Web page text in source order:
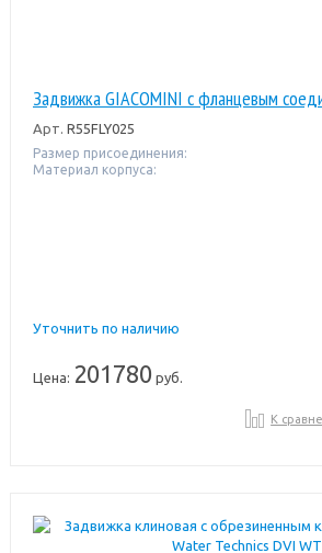
Задвижка GIACOMINI с фланцевым
Арт. R55FLY025
Размер присоединения:
Материал корпуса:
Уточнить по наличию
Цена: 201780 руб.
К